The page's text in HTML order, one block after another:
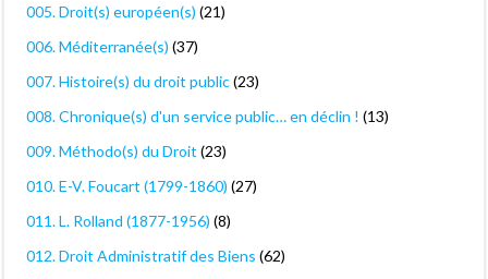
005. Droit(s) européen(s) (21)
006. Méditerranée(s) (37)
007. Histoire(s) du droit public(23)
008. Chronique(s) d'un service public… en déclin ! (13)
009. Méthodo(s) du Droit (23)
010. E-V. Foucart (1799-1860) (27)
011. L. Rolland (1877-1956) (8)
012. Droit Administratif des Biens (62)